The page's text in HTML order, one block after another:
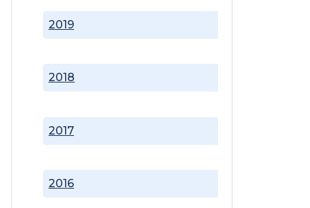
2016
2017
2018
2019